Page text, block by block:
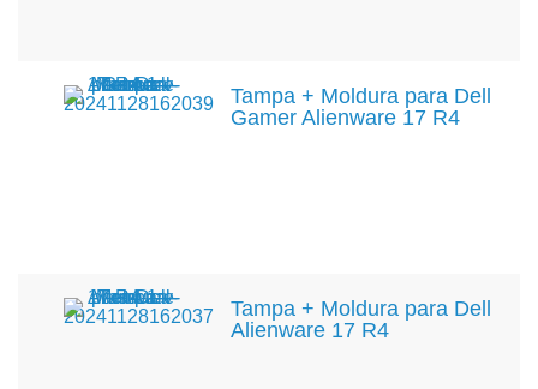
Tampa + Moldura para Dell
Gamer Alienware 17 R4
Tampa + Moldura para Dell
Alienware 17 R4